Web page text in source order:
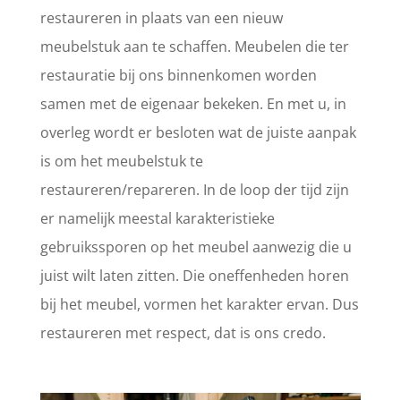
restaureren in plaats van een nieuw
meubelstuk aan te schaffen. Meubelen die ter
restauratie bij ons binnenkomen worden
samen met de eigenaar bekeken. En met u, in
overleg wordt er besloten wat de juiste aanpak
is om het meubelstuk te
restaureren/repareren. In de loop der tijd zijn
er namelijk meestal karakteristieke
gebruikssporen op het meubel aanwezig die u
juist wilt laten zitten. Die oneffenheden horen
bij het meubel, vormen het karakter ervan. Dus
restaureren met respect, dat is ons credo.